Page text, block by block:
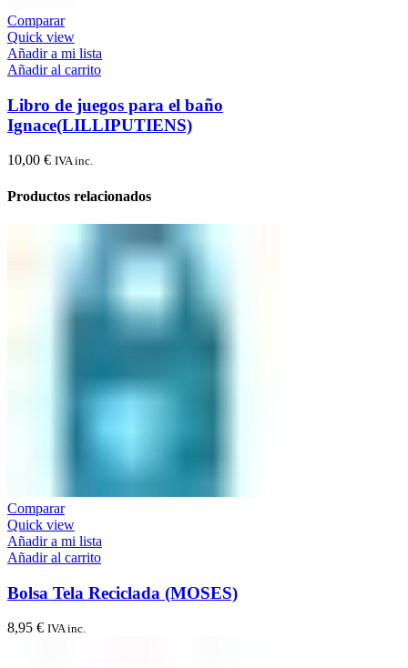
Comparar
Quick view
Añadir a mi lista
Añadir al carrito
Libro de juegos para el baño
Ignace(LILLIPUTIENS)
10,00 € IVA inc.
Productos relacionados
Comparar
Quick view
Añadir a mi lista
Añadir al carrito
Bolsa Tela Reciclada (MOSES)
8,95 € IVA inc.